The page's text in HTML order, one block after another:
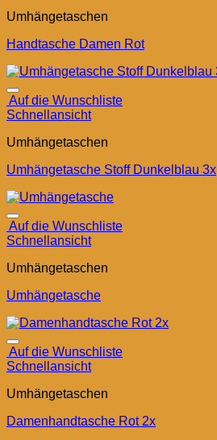
Umhängetaschen
Handtasche Damen Rot
Auf die Wunschliste
Schnellansicht
Umhängetaschen
Umhängetasche Stoff Dunkelblau 3x
Auf die Wunschliste
Schnellansicht
Umhängetaschen
Umhängetasche
Auf die Wunschliste
Schnellansicht
Umhängetaschen
Damenhandtasche Rot 2x